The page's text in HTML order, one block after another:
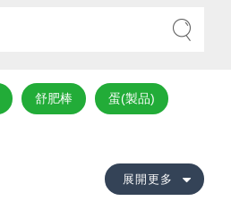
舒肥棒 蛋(製品)
展開更多